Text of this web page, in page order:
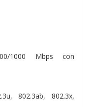
1000 Mbps con
802.3ab, 802.3x,